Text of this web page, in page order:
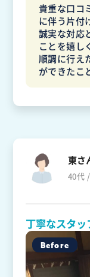
貴重な口コ
に伴う片付
誠実な対応
ことを嬉し
順調に行え
ができたこ
東さ
40代
丁寧なスタ